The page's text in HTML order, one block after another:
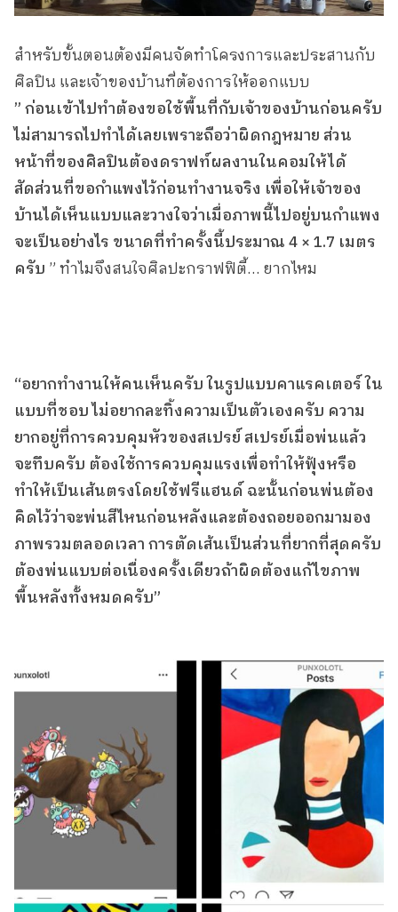
สำหรับขั้นตอนต้องมีคนจัดทำโครงการและประสานกับ
ศิลปิน และเจ้าของบ้านที่ต้องการให้ออกแบบ
” ก่อนเข้าไปทำต้องขอใช้พื้นที่กับเจ้าของบ้านก่อนครับ
ไม่สามารถไปทำได้เลยเพราะถือว่าผิดกฎหมาย ส่วน
หน้าที่ของศิลปินต้องดราฟท์ผลงานในคอมให้ได้
สัดส่วนที่ขอกำแพงไว้ก่อนทำงานจริง เพื่อให้เจ้าของ
บ้านได้เห็นแบบและวางใจว่าเมื่อภาพนี้ไปอยู่บนกำแพง
จะเป็นอย่างไร ขนาดที่ทำครั้งนี้ประมาณ 4 × 1.7 เมตร
ครับ ” ทำไมจึงสนใจศิลปะกราฟฟิตี้… ยากไหม
“อยากทำงานให้คนเห็นครับ ในรูปแบบคาแรคเตอร์ ใน
แบบที่ชอบ ไม่อยากละทิ้งความเป็นตัวเองครับ ความ
ยากอยู่ที่การควบคุมหัวของสเปรย์ สเปรย์เมื่อพ่นแล้ว
จะทึบครับ ต้องใช้การควบคุมแรงเพื่อทำให้ฟุ้งหรือ
ทำให้เป็นเส้นตรงโดยใช้ฟรีแฮนด์ ฉะนั้นก่อนพ่นต้อง
คิดไว้ว่าจะพ่นสีไหนก่อนหลังและต้องถอยออกมามอง
ภาพรวมตลอดเวลา การตัดเส้นเป็นส่วนที่ยากที่สุดครับ
ต้องพ่นแบบต่อเนื่องครั้งเดียวถ้าผิดต้องแก้ไขภาพ
พื้นหลังทั้งหมดครับ”